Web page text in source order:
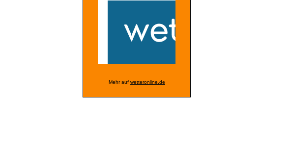
Mehr auf wetteronline.de